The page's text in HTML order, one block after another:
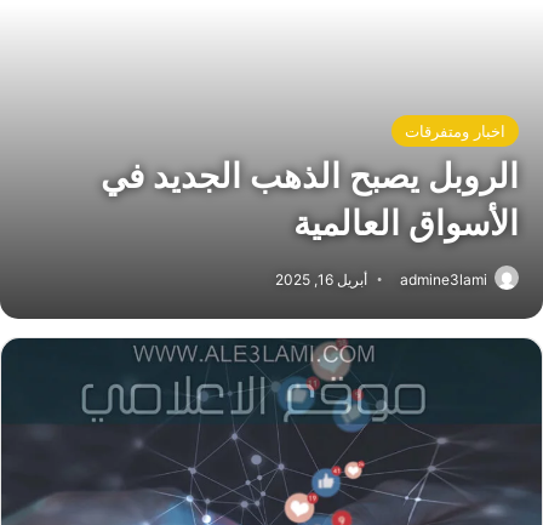
اخبار ومتفرقات
الروبل يصبح الذهب الجديد في
الأسواق العالمية
admine3lami أبريل 16, 2025